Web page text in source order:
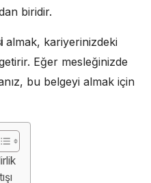
biridir.
almak, kariyerinizdeki
Eğer mesleğinizde
bu belgeyi almak için